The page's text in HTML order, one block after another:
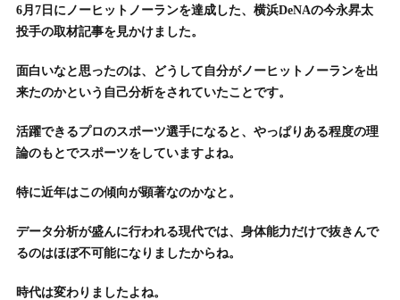
6月7日にノーヒットノーランを達成した、横浜DeNAの今永昇太
投手の取材記事を見かけました。
面白いなと思ったのは、どうして自分がノーヒットノーランを出
来たのかという自己分析をされていたことです。
活躍できるプロのスポーツ選手になると、やっぱりある程度の理
論のもとでスポーツをしていますよね。
特に近年はこの傾向が顕著なのかなと。
データ分析が盛んに行われる現代では、身体能力だけで抜きんで
るのはほぼ不可能になりましたからね。
時代は変わりましたよね。